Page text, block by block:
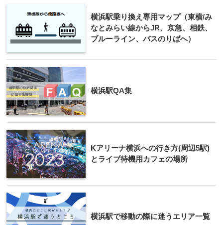
横浜駅乗り換え専用マップ（東横/み
なとみらい線からJR、京急、相鉄、
ブルーライン、バスのりばへ）
横浜駅QA集
Kアリーナ横浜への行き方(周辺5駅)
とライブ待機用カフェの場所
横浜駅で移動の際に迷うエリア一覧